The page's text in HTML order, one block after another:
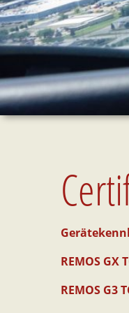
REMOS GX
REMOS G3